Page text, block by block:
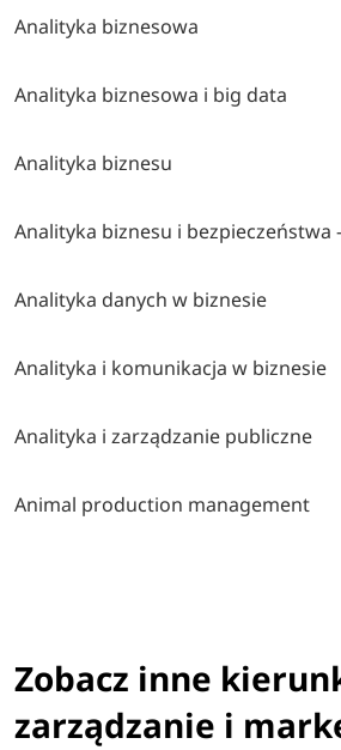
Analityka biznesowa
Analityka biznesowa i big data
Analityka biznesu
Analityka biznesu i bezpieczeństwa
Analityka danych w biznesie
Analityka i komunikacja w biznesie
Analityka i zarządzanie publiczne
Animal production management
Zobacz inne
zarządzanie i